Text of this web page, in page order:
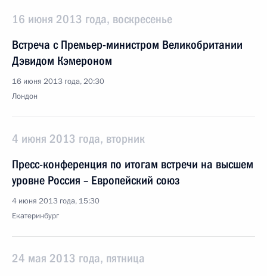
16 июня 2013 года, воскресенье
Встреча с Премьер-министром Великобритании
Дэвидом Кэмероном
16 июня 2013 года, 20:30
Лондон
4 июня 2013 года, вторник
Пресс-конференция по итогам встречи на высшем
уровне Россия – Европейский союз
4 июня 2013 года, 15:30
Екатеринбург
24 мая 2013 года, пятница